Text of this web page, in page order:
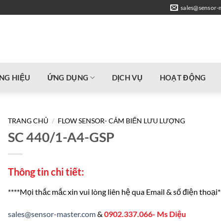
HIỆU ỨNG DỤNG DỊCH VỤ HOẠT ĐỘNG
TRANG CHỦ / FLOW SENSOR- CẢM BIẾN LƯU LƯỢNG
SC 440/1-A4-GSP
Thông tin chi tiết:
****Mọi thắc mắc xin vui lòng liên hệ qua Email & số điện
sales@sensor-master.com&0902.337.066- Ms Diệu